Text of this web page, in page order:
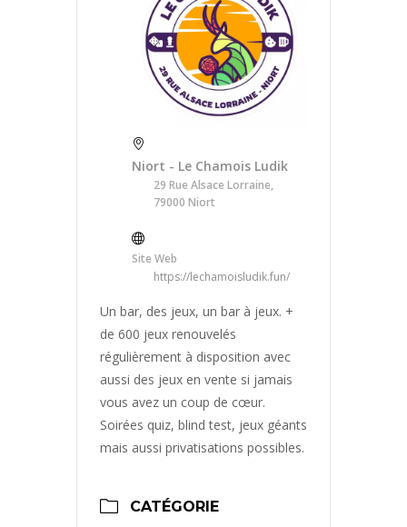
Niort - Le Chamois Ludik
29 Rue Alsace Lorraine,
79000 Niort
Site Web
https://lechamoisludik.fun/
Un bar, des jeux, un bar à jeux. +
de 600 jeux renouvelés
régulièrement à disposition avec
aussi des jeux en vente si jamais
vous avez un coup de cœur.
Soirées quiz, blind test, jeux géants
mais aussi privatisations possibles.
CATÉGORIE